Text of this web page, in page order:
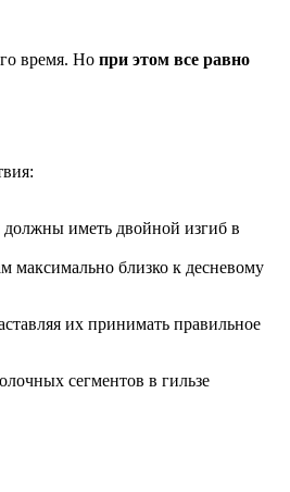
время. Но при этом все равно
должны иметь двойной изгиб в
максимально близко к десневому
их принимать правильное
сегментов в гильзе